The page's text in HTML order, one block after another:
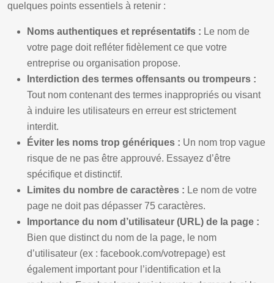
quelques points essentiels à retenir :
Noms authentiques et représentatifs : Le nom de
votre page doit refléter fidèlement ce que votre
entreprise ou organisation propose.
Interdiction des termes offensants ou trompeurs :
Tout nom contenant des termes inappropriés ou visant
à induire les utilisateurs en erreur est strictement
interdit.
Éviter les noms trop génériques : Un nom trop vague
risque de ne pas être approuvé. Essayez d’être
spécifique et distinctif.
Limites du nombre de caractères : Le nom de votre
page ne doit pas dépasser 75 caractères.
Importance du nom d’utilisateur (URL) de la page :
Bien que distinct du nom de la page, le nom
d’utilisateur (ex : facebook.com/votrepage) est
également important pour l’identification et la